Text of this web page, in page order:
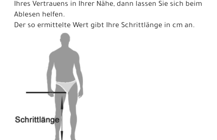
Ihres Vertrauens in Ihrer Nähe, dann lassen Sie sich beim
Ablesen helfen.
Der so ermittelte Wert gibt Ihre Schrittlänge in cm an.